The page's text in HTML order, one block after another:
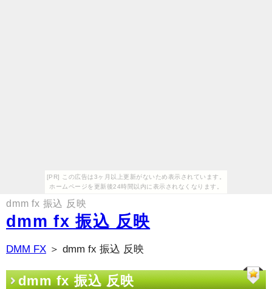
[PR] この広告は3ヶ月以上更新がないため表示されています。
ホームページを更新後24時間以内に表示されなくなります。
dmm fx 振込 反映
dmm fx 振込 反映
DMM FX ＞ dmm fx 振込 反映
dmm fx 振込 反映